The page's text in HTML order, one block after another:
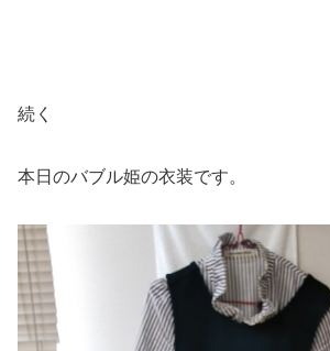
続く
本日のバブル姫の衣装です。